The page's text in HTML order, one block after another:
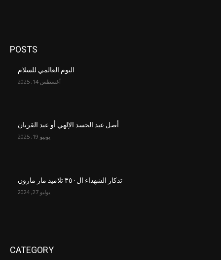
POSTS
اليوم العالمي للسلام
أغسطس 14, 2025
أصل عيد الجسد الإلهي أو عيد القربان
يونيو 19, 2025
تذكار الشهداء ال٣٥٠ تلاميذ مار مارون
يوليو 27, 2024
CATEGORY